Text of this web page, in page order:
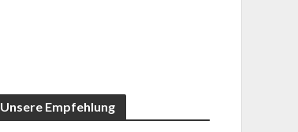
Unsere Empfehlung